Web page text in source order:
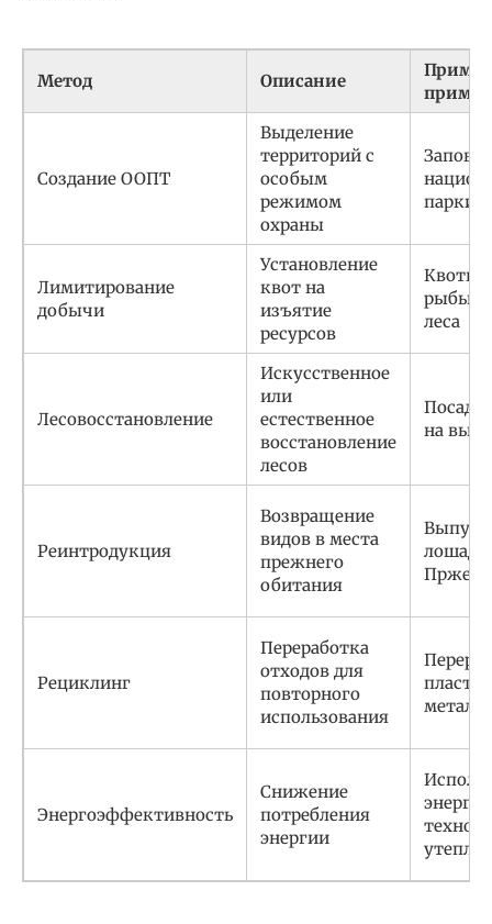
Метод Описание
Создание ООПТ
Выделение
территорий с
особым
режимом
охраны
парки,
Лимитирование
добычи
Установление
квот на
изъятие
ресурсов
Квоты
рыбы,
леса
Лесовосстановление
Искусственное
или
естественное
восстановление
лесов
на
Реинтродукция
Возвращение
видов в места
прежнего
обитания
Выпуск
Рециклинг
Переработка
отходов для
повторного
использования
металла
Энергоэффективность
Снижение
потребления
энергии